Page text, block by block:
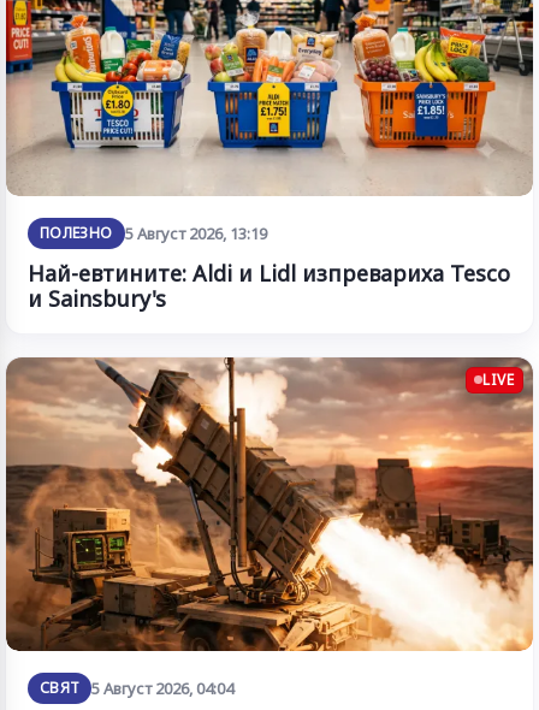
ПОЛЕЗНО 5 Август 2026, 13:19
Най-евтините: Aldi и Lidl изпревариха Tesco
и Sainsbury's
LIVE
СВЯТ 5 Август 2026, 04:04